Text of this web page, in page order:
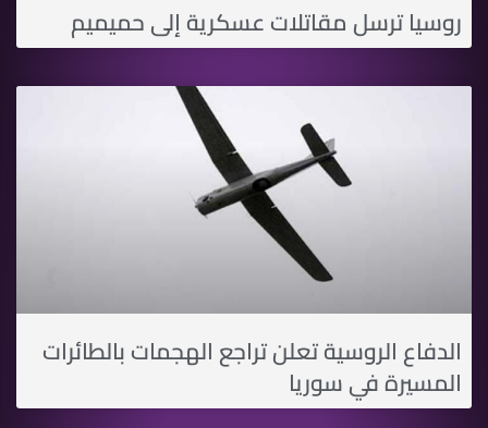
روسيا ترسل مقاتلات عسكرية إلى حميميم
الدفاع الروسية تعلن تراجع الهجمات بالطائرات
المسيرة في سوريا